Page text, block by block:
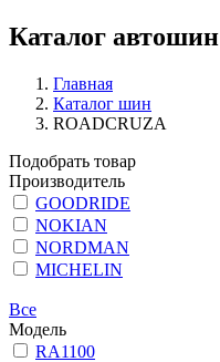
Каталог автошин
Главная
Каталог шин
ROADCRUZA
Подобрать товар
Производитель
GOODRIDE
NOKIAN
NORDMAN
MICHELIN
Все
Модель
RA1100